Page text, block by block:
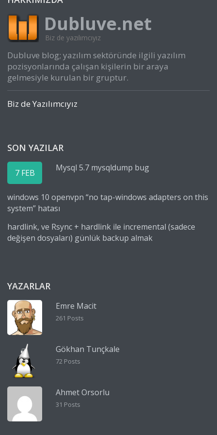
Dubluve.net
Biz de yazılımcıyız
Dubluve blog; yazılım sektöründe ilgili yazılım
pozisyonlarında çalışan kişilerin bir araya
gelmesiyle kurulan bir gruptur.
Biz de Yazılımcıyız
SON YAZILAR
7 FEB Mysql 5.7 mysqldump bug
windows 10 openvpn “no tap-windows adapters on this
system” hatası
hardlink, ve Rsync + hardlink ile incremental (sadece
değişen dosyaları) günlük backup almak
YAZARLAR
Emre Macit
261 Posts
Gökhan Tunçkale
72 Posts
Ahmet Orsorlu
31 Posts